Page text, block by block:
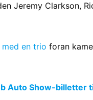
Jeremy Clarkson,
en trio foran
Auto Show-billetter